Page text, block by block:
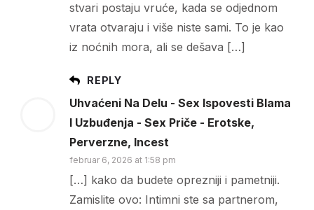
stvari postaju vruće, kada se odjednom
vrata otvaraju i više niste sami. To je kao
iz noćnih mora, ali se dešava […]
REPLY
Uhvaćeni Na Delu - Sex Ispovesti Blama
I Uzbuđenja - Sex Priče - Erotske,
Perverzne, Incest
februar 6, 2026 at 1:58 pm
[…] kako da budete oprezniji i pametniji.
Zamislite ovo: Intimni ste sa partnerom,